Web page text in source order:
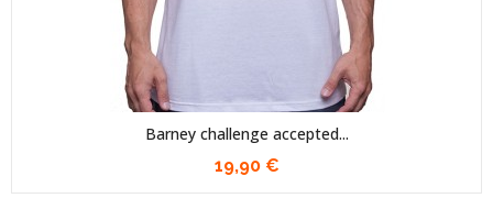
Barney challenge accepted...
19,90 €